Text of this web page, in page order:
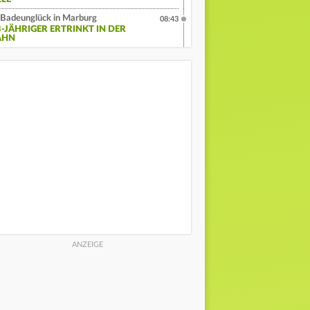
Badeunglück in Marburg
JÄHRIGER ERTRINKT IN DER
08:43